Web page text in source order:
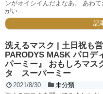
ンがオイシイんだよなあ。 あわ
がい...
記
洗えるマスク | 土日祝も
PARODYS MASK パロデ
パーミー』 おもしろマ
タ スーパーミー
2021/8/30
未分類